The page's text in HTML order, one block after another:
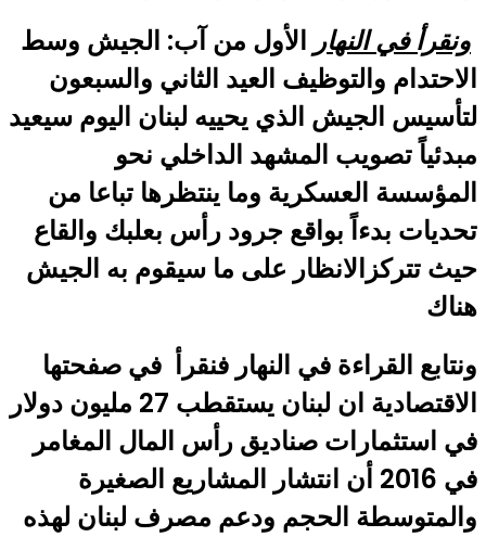
ونقرأ في النهار الأول من آب: الجيش وسط
الاحتدام والتوظيف العيد الثاني والسبعون
لتأسيس الجيش الذي يحييه لبنان اليوم سيعيد
مبدئياً تصويب المشهد الداخلي نحو
المؤسسة العسكرية وما ينتظرها تباعا من
تحديات بدءاً بواقع جرود رأس بعلبك والقاع
حيث تتركزالانظار على ما سيقوم به الجيش
هناك
ونتابع القراءة في النهار فنقرأ في صفحتها
الاقتصادية ان لبنان يستقطب 27 مليون دولار
في استثمارات صناديق رأس المال المغامر
في 2016 أن انتشار المشاريع الصغيرة
والمتوسطة الحجم ودعم مصرف لبنان لهذه